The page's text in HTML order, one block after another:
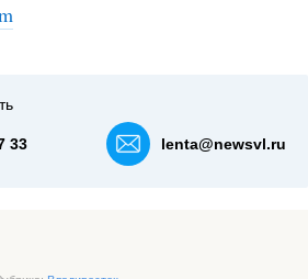
33 lenta@newsvl.ru